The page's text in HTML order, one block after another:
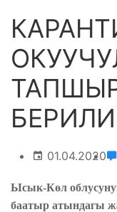
01.04.2020
Ысык-Көл
баатыр атындагы